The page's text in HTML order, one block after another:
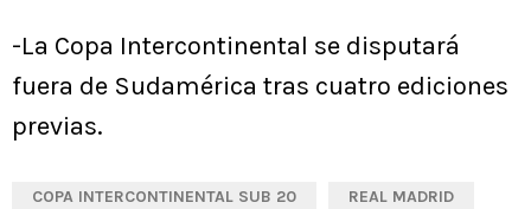
-La Copa Intercontinental se disputará
fuera de Sudamérica tras cuatro ediciones
previas.
COPA INTERCONTINENTAL SUB 20 REAL MADRID